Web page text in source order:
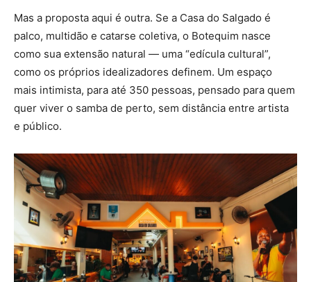
Mas a proposta aqui é outra. Se a Casa do Salgado é
palco, multidão e catarse coletiva, o Botequim nasce
como sua extensão natural — uma “edícula cultural”,
como os próprios idealizadores definem. Um espaço
mais intimista, para até 350 pessoas, pensado para quem
quer viver o samba de perto, sem distância entre artista
e público.